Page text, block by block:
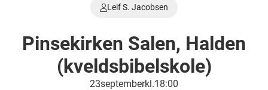
Leif S. Jacobsen
Pinsekirken Salen, Halden
(kveldsbibelskole)
23.septemberkl.18:00